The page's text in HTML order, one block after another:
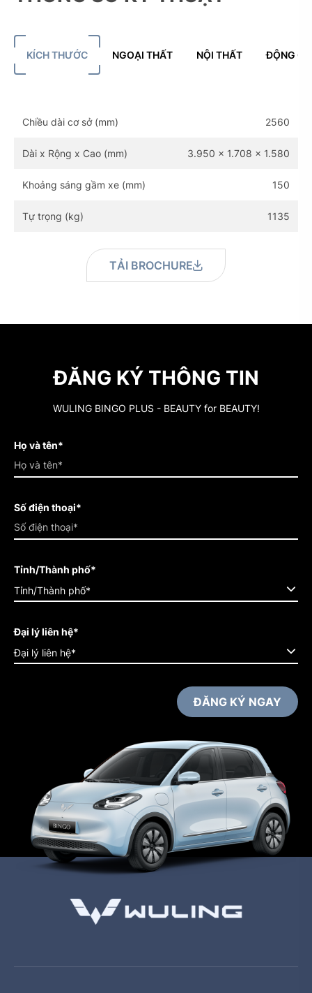
KÍCH THƯỚC NGOẠI THẤT NỘI THẤT ĐỘNG
Chiều dài cơ sở (mm) 2560
Dài x Rộng x Cao (mm) 3.950 x 1.708 x 1.580
Khoảng sáng gầm xe (mm) 150
Tự trọng (kg) 1135
TẢI BROCHURE
ĐĂNG KÝ THÔNG TIN
WULING BINGO PLUS - BEAUTY for BEAUTY!
Họ và tên*
Số điện thoại*
Tỉnh/Thành phố*
Tỉnh/Thành phố*
Đại lý liên hệ*
Đại lý liên hệ*
ĐĂNG KÝ NGAY